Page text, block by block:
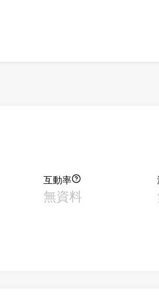
互動率
無資料